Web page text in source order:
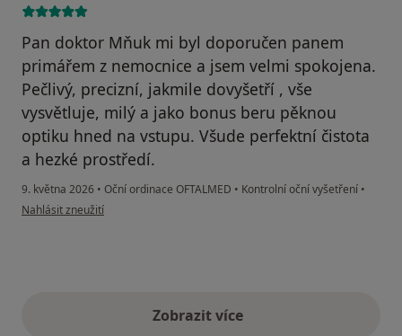
Pan doktor Mňuk mi byl doporučen panem
primářem z nemocnice a jsem velmi spokojena.
Pečlivý, precizní, jakmile dovyšetří , vše
vysvětluje, milý a jako bonus beru pěknou
optiku hned na vstupu. Všude perfektní čistota
a hezké prostředí.
9. května 2026 • Oční ordinace OFTALMED • Kontrolní oční vyšetření •
podle názoru uživatele Kamila Krbálková
Nahlásit zneužití
Zobrazit vícevýše uvedené názory